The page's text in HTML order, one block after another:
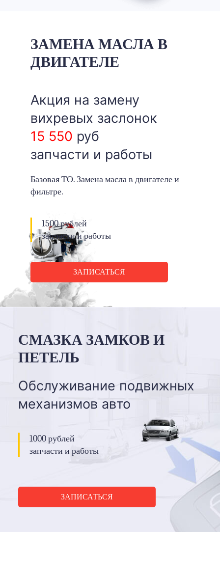
ЗАМЕНА МАСЛА В
ДВИГАТЕЛЕ
Акция на замену
вихревых заслонок
15 550 руб
запчасти и работы
Базовая ТО. Замена масла в двигателе и
фильтре.
1500 рублей
запчасти и работы
ЗАПИСАТЬСЯ
СМАЗКА ЗАМКОВ И
ПЕТЕЛЬ
Обслуживание подвижных
механизмов авто
1000 рублей
запчасти и работы
ЗАПИСАТЬСЯ